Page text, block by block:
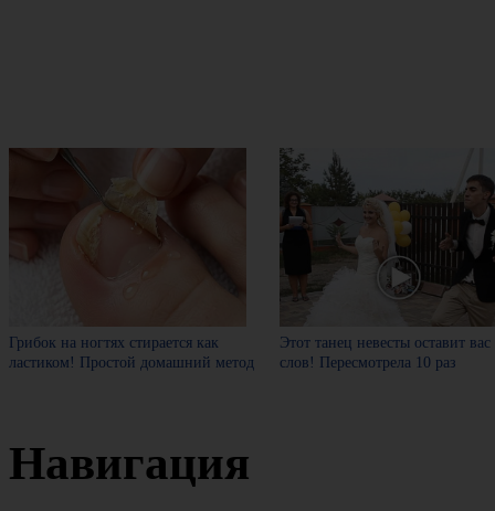
Грибок на ногтях стирается как
ластиком! Простой домашний метод
Этот танец невесты оставит вас
слов! Пересмотрела 10 раз
Навигация